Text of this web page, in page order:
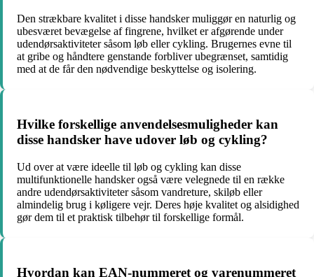
Den strækbare kvalitet i disse handsker muliggør en naturlig og
ubesværet bevægelse af fingrene, hvilket er afgørende under
udendørsaktiviteter såsom løb eller cykling. Brugernes evne til
at gribe og håndtere genstande forbliver ubegrænset, samtidig
med at de får den nødvendige beskyttelse og isolering.
Hvilke forskellige anvendelsesmuligheder kan
disse handsker have udover løb og cykling?
Ud over at være ideelle til løb og cykling kan disse
multifunktionelle handsker også være velegnede til en række
andre udendørsaktiviteter såsom vandreture, skiløb eller
almindelig brug i køligere vejr. Deres høje kvalitet og alsidighed
gør dem til et praktisk tilbehør til forskellige formål.
Hvordan kan EAN-nummeret og varenummeret